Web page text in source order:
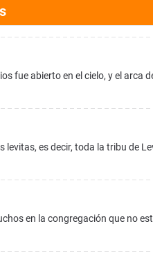
fue abierto en el cielo, y el arca
levitas, es decir, toda la tribu de
en la congregación que no